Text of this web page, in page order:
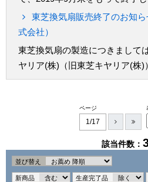
東芝換気扇販売終了のお知
式会社）
東芝換気扇の製造につきまして
ヤリア(株)（旧東芝キヤリア(株)
ページ
1/17
該当件数：
並び替え
新商品 生産完了品